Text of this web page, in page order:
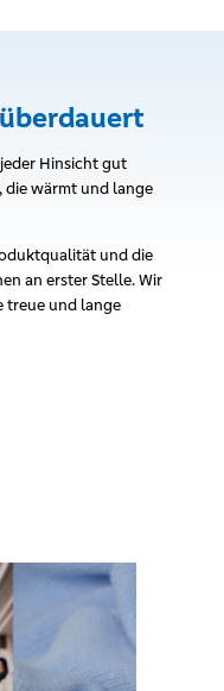
Hinsicht gut
die wärmt und lange
und die
an erster Stelle. Wir
treue und lange